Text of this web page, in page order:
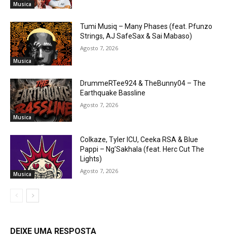
Musica
Musica
Tumi Musiq – Many Phases (feat. Pfunzo
Strings, AJ SafeSax & Sai Mabaso)
Agosto 7, 2026
Musica
DrummeRTee924 & TheBunny04 – The
Earthquake Bassline
Agosto 7, 2026
Musica
Colkaze, Tyler ICU, Ceeka RSA & Blue
Pappi – Ng’Sakhala (feat. Herc Cut The
Lights)
Agosto 7, 2026
DEIXE UMA RESPOSTA